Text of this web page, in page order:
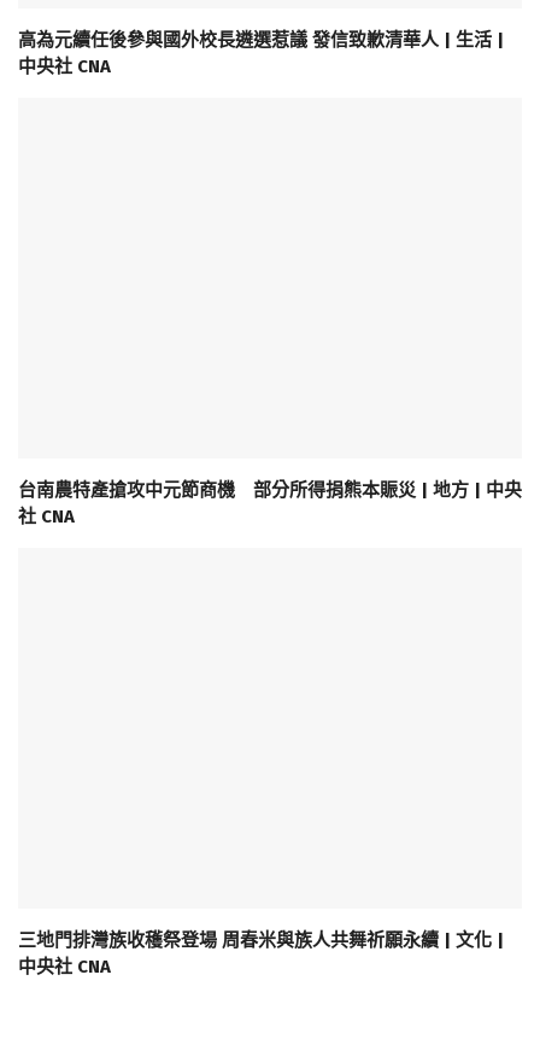
高為元續任後參與國外校長遴選惹議 發信致歉清華人 | 生活 |
中央社 CNA
台南農特產搶攻中元節商機 部分所得捐熊本賑災 | 地方 | 中央
社 CNA
三地門排灣族收穫祭登場 周春米與族人共舞祈願永續 | 文化 |
中央社 CNA